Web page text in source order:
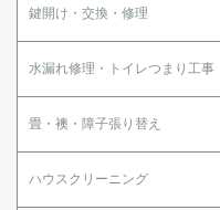
鍵開け・交換・修理
水漏れ修理・トイレつまり工事
畳・襖・障子張り替え
ハウスクリーニング